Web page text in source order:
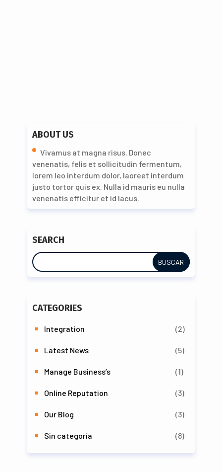
ABOUT US
Vivamus at magna risus. Donec
venenatis, felis et sollicitudin fermentum,
lorem leo interdum dolor, laoreet interdum
justo tortor quis ex. Nulla id mauris eu nulla
venenatis efficitur et id lacus.
SEARCH
CATEGORIES
Integration (2)
Latest News (5)
Manage Business’s (1)
Online Reputation (3)
Our Blog (3)
Sin categoría (8)